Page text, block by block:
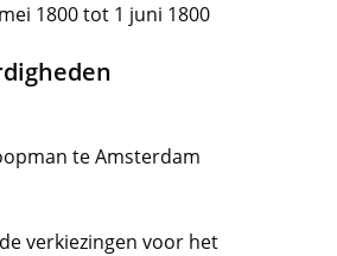
1800 tot 1 juni 1800
te Amsterdam
verkiezingen voor het